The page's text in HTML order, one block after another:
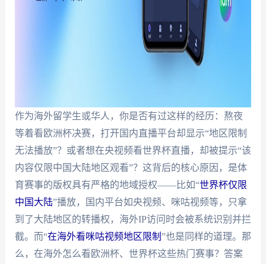
作为海外留学生或华人，你是否有过这样的经历：熬夜
等着看欧洲杯决赛，打开国内直播平台却显示“地区限制
无法播放”？或者想在央视频看世界杯直播，却被提示“该
内容仅限中国大陆地区观看”？这背后的核心原因，是体
育赛事的版权具有严格的地域授权——比如“世界杯仅限
中国大陆”播放，国内平台如央视频、咪咕视频等，只拿
到了大陆地区的转播权，海外IP访问时会被系统识别并拦
截。而“在海外看咪咕视频地区限制 ”也是同样的道理。那
么，在海外怎么看欧洲杯、世界杯这些热门赛事？答案